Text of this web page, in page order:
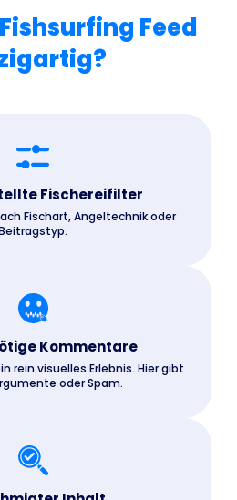
Feed
Fischereifilter
Fischart, Angeltechnik oder
Kommentare
rein visuelles Erlebnis. Hier gibt
oder Spam.